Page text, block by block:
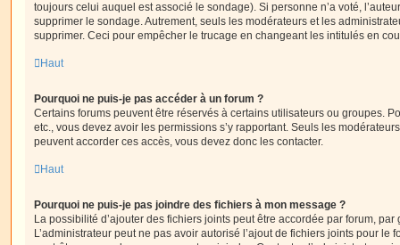
toujours celui auquel est associé le sondage). Si personne n’a voté,
supprimer le sondage. Autrement, seuls les modérateurs et les
supprimer. Ceci pour empêcher le trucage en changeant les intitulés en
Haut
Pourquoi ne puis-je pas accéder à un forum ?
Certains forums peuvent être réservés à certains utilisateurs ou groupes.
etc., vous devez avoir les permissions s’y rapportant. Seuls les
peuvent accorder ces accès, vous devez donc les contacter.
Haut
Pourquoi ne puis-je pas joindre des fichiers à mon message ?
La possibilité d’ajouter des fichiers joints peut être accordée par forum,
L’administrateur peut ne pas avoir autorisé l’ajout de fichiers joints pour le